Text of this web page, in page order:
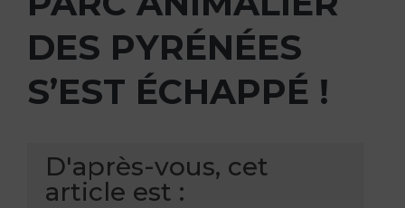
DES PYRÉNÉES
S’EST ÉCHAPPÉ !
D'après-vous, cet
article est :